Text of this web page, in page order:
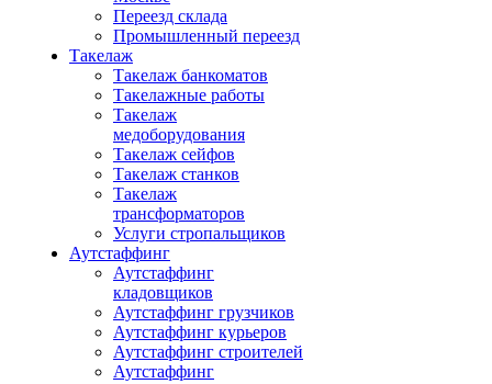
Переезд склада
Промышленный переезд
Такелаж
Такелаж банкоматов
Такелажные работы
Такелаж
медоборудования
Такелаж сейфов
Такелаж станков
Такелаж
трансформаторов
Услуги стропальщиков
Аутстаффинг
Аутстаффинг
кладовщиков
Аутстаффинг грузчиков
Аутстаффинг курьеров
Аутстаффинг строителей
Аутстаффинг